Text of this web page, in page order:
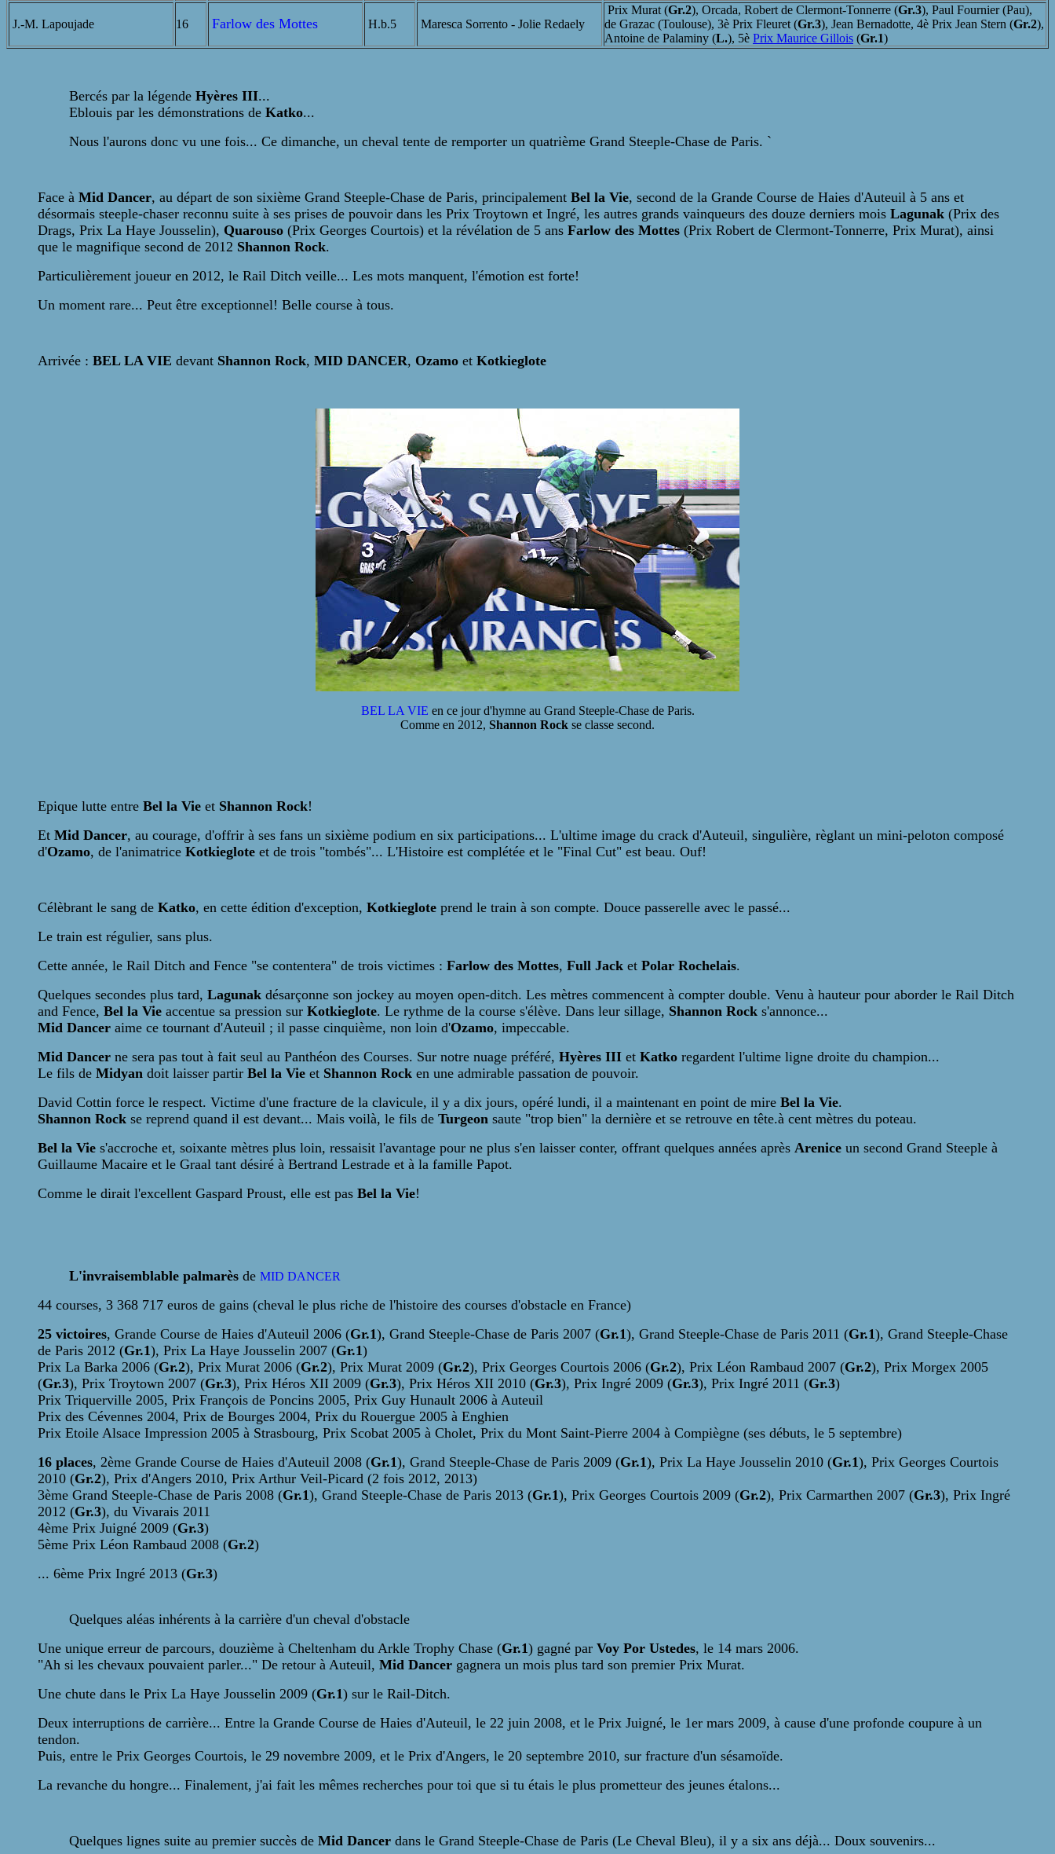
J.-M. Lapoujade 16 Farlow des Mottes H.b.5 Maresca Sorrento - Jolie Redaely
Prix Murat (Gr.2), Orcada, Robert de Clermont-Tonnerre (Gr.3), Paul Fournier (Pau),
de Grazac (Toulouse), 3è Prix Fleuret (Gr.3), Jean Bernadotte, 4è Prix Jean Stern (Gr.2),
Antoine de Palaminy (L.), 5è Prix Maurice Gillois (Gr.1)
Bercés par la légende Hyères III...
Eblouis par les démonstrations de Katko...
Nous l'aurons donc vu une fois... Ce dimanche, un cheval tente de remporter un quatrième Grand Steeple-Chase de Paris. `
Face à Mid Dancer, au départ de son sixième Grand Steeple-Chase de Paris, principalement Bel la Vie, second de la Grande Course de Haies d'Auteuil à 5 ans et
désormais steeple-chaser reconnu suite à ses prises de pouvoir dans les Prix Troytown et Ingré, les autres grands vainqueurs des douze derniers mois Lagunak (Prix des
Drags, Prix La Haye Jousselin), Quarouso (Prix Georges Courtois) et la révélation de 5 ans Farlow des Mottes (Prix Robert de Clermont-Tonnerre, Prix Murat), ainsi
que le magnifique second de 2012 Shannon Rock.
Particulièrement joueur en 2012, le Rail Ditch veille... Les mots manquent, l'émotion est forte!
Un moment rare... Peut être exceptionnel! Belle course à tous.
Arrivée : BEL LA VIE devant Shannon Rock, MID DANCER, Ozamo et Kotkieglote
BEL LA VIE en ce jour d'hymne au Grand Steeple-Chase de Paris.
Comme en 2012, Shannon Rock se classe second.
Epique lutte entre Bel la Vie et Shannon Rock!
Et Mid Dancer, au courage, d'offrir à ses fans un sixième podium en six participations... L'ultime image du crack d'Auteuil, singulière, règlant un mini-peloton composé
d'Ozamo, de l'animatrice Kotkieglote et de trois "tombés"... L'Histoire est complétée et le "Final Cut" est beau. Ouf!
Célèbrant le sang de Katko, en cette édition d'exception, Kotkieglote prend le train à son compte. Douce passerelle avec le passé...
Le train est régulier, sans plus.
Cette année, le Rail Ditch and Fence "se contentera" de trois victimes : Farlow des Mottes, Full Jack et Polar Rochelais.
Quelques secondes plus tard, Lagunak désarçonne son jockey au moyen open-ditch. Les mètres commencent à compter double. Venu à hauteur pour aborder le Rail Ditch
and Fence, Bel la Vie accentue sa pression sur Kotkieglote. Le rythme de la course s'élève. Dans leur sillage, Shannon Rock s'annonce...
Mid Dancer aime ce tournant d'Auteuil ; il passe cinquième, non loin d'Ozamo, impeccable.
Mid Dancer ne sera pas tout à fait seul au Panthéon des Courses. Sur notre nuage préféré, Hyères III et Katko regardent l'ultime ligne droite du champion...
Le fils de Midyan doit laisser partir Bel la Vie et Shannon Rock en une admirable passation de pouvoir.
David Cottin force le respect. Victime d'une fracture de la clavicule, il y a dix jours, opéré lundi, il a maintenant en point de mire Bel la Vie.
Shannon Rock se reprend quand il est devant... Mais voilà, le fils de Turgeon saute "trop bien" la dernière et se retrouve en tête.à cent mètres du poteau.
Bel la Vie s'accroche et, soixante mètres plus loin, ressaisit l'avantage pour ne plus s'en laisser conter, offrant quelques années après Arenice un second Grand Steeple à
Guillaume Macaire et le Graal tant désiré à Bertrand Lestrade et à la famille Papot.
Comme le dirait l'excellent Gaspard Proust, elle est pas Bel la Vie!
L'invraisemblable palmarès de MID DANCER
44 courses, 3 368 717 euros de gains (cheval le plus riche de l'histoire des courses d'obstacle en France)
25 victoires, Grande Course de Haies d'Auteuil 2006 (Gr.1), Grand Steeple-Chase de Paris 2007 (Gr.1), Grand Steeple-Chase de Paris 2011 (Gr.1), Grand Steeple-Chase
de Paris 2012 (Gr.1), Prix La Haye Jousselin 2007 (Gr.1)
Prix La Barka 2006 (Gr.2), Prix Murat 2006 (Gr.2), Prix Murat 2009 (Gr.2), Prix Georges Courtois 2006 (Gr.2), Prix Léon Rambaud 2007 (Gr.2), Prix Morgex 2005
(Gr.3), Prix Troytown 2007 (Gr.3), Prix Héros XII 2009 (Gr.3), Prix Héros XII 2010 (Gr.3), Prix Ingré 2009 (Gr.3), Prix Ingré 2011 (Gr.3)
Prix Triquerville 2005, Prix François de Poncins 2005, Prix Guy Hunault 2006 à Auteuil
Prix des Cévennes 2004, Prix de Bourges 2004, Prix du Rouergue 2005 à Enghien
Prix Etoile Alsace Impression 2005 à Strasbourg, Prix Scobat 2005 à Cholet, Prix du Mont Saint-Pierre 2004 à Compiègne (ses débuts, le 5 septembre)
16 places, 2ème Grande Course de Haies d'Auteuil 2008 (Gr.1), Grand Steeple-Chase de Paris 2009 (Gr.1), Prix La Haye Jousselin 2010 (Gr.1), Prix Georges Courtois
2010 (Gr.2), Prix d'Angers 2010, Prix Arthur Veil-Picard (2 fois 2012, 2013)
3ème Grand Steeple-Chase de Paris 2008 (Gr.1), Grand Steeple-Chase de Paris 2013 (Gr.1), Prix Georges Courtois 2009 (Gr.2), Prix Carmarthen 2007 (Gr.3), Prix Ingré
2012 (Gr.3), du Vivarais 2011
4ème Prix Juigné 2009 (Gr.3)
5ème Prix Léon Rambaud 2008 (Gr.2)
... 6ème Prix Ingré 2013 (Gr.3)
Quelques aléas inhérents à la carrière d'un cheval d'obstacle
Une unique erreur de parcours, douzième à Cheltenham du Arkle Trophy Chase (Gr.1) gagné par Voy Por Ustedes, le 14 mars 2006.
"Ah si les chevaux pouvaient parler..." De retour à Auteuil, Mid Dancer gagnera un mois plus tard son premier Prix Murat.
Une chute dans le Prix La Haye Jousselin 2009 (Gr.1) sur le Rail-Ditch.
Deux interruptions de carrière... Entre la Grande Course de Haies d'Auteuil, le 22 juin 2008, et le Prix Juigné, le 1er mars 2009, à cause d'une profonde coupure à un
tendon.
Puis, entre le Prix Georges Courtois, le 29 novembre 2009, et le Prix d'Angers, le 20 septembre 2010, sur fracture d'un sésamoïde.
La revanche du hongre... Finalement, j'ai fait les mêmes recherches pour toi que si tu étais le plus prometteur des jeunes étalons...
Quelques lignes suite au premier succès de Mid Dancer dans le Grand Steeple-Chase de Paris (Le Cheval Bleu), il y a six ans déjà... Doux souvenirs...